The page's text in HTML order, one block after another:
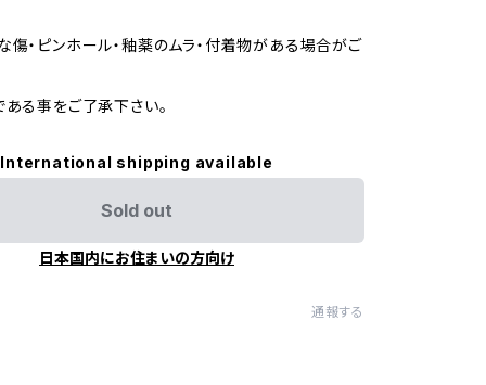
傷・ピンホール・釉薬のムラ・付着物がある場合がご
ある事をご了承下さい。
International shipping available
Sold out
日本国内にお住まいの方向け
通報する